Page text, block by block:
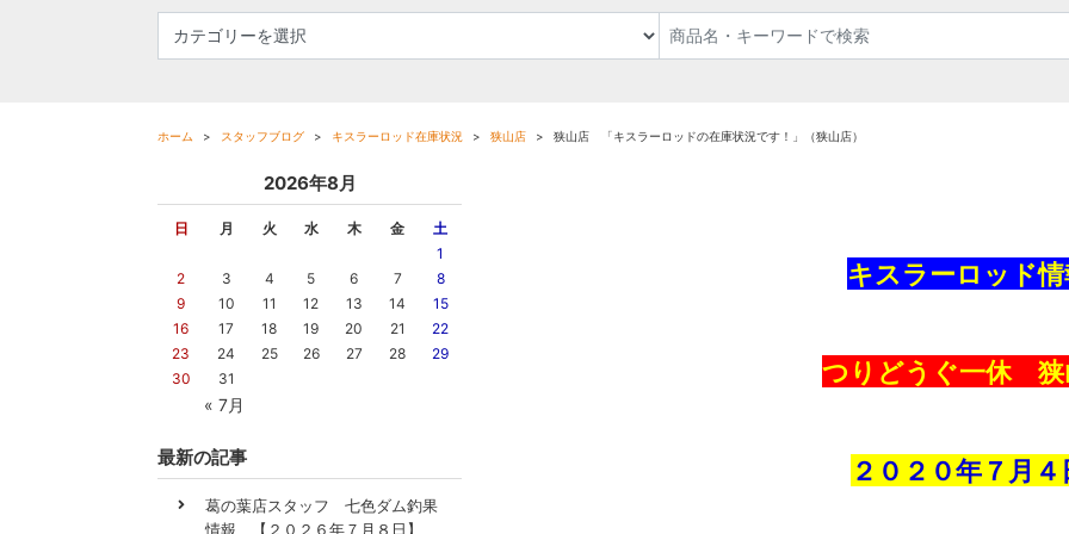
ホーム スタッフブログ キスラーロッド在庫状況 狭山店 狭山店 「キスラーロッドの在庫状況です！」（狭山店）
キスラーロッド情
つりどうぐ一休 狭
２０２０年７月 ４
2026年8月
日 月 火 水 木 金 土
« 7月
1
2
3 4 5 6 7
8
9
10 11 12 13 14
15
16
17 18 19 20 21
22
23
24 25 26 27 28
29
30
31
最新の記事
葛の葉店スタッフ 七色ダム釣果
情報 【２０２６年７月８日】